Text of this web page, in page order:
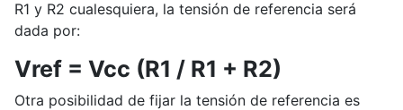
R1 y R2 cualesquiera, la tensión de referencia será
dada por:
Vref = Vcc (R1 / R1 + R2)
Otra posibilidad de fijar la tensión de referencia es